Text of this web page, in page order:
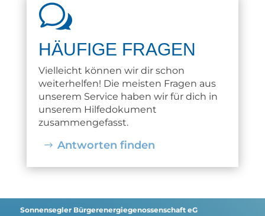
w
HÄUFIGE FRAGEN
Vielleicht können wir dir schon
weiterhelfen! Die meisten Fragen aus
unserem Service haben wir für dich in
unserem Hilfedokument
zusammengefasst.
Antworten finden
Sonnensegler Bürgerenergiegenossenschaft eG